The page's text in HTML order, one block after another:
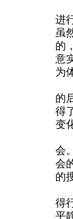
进
虽
的
意
为
的
得
变
会
会
的
得
平